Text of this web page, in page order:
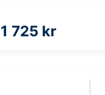
1 725 kr